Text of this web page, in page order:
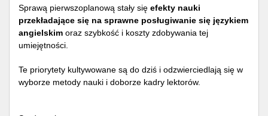
Sprawą pierwszoplanową stały się efekty nauki
przekładające się na sprawne posługiwanie się językiem
angielskim oraz szybkość i koszty zdobywania tej
umiejętności.
Te priorytety kultywowane są do dziś i odzwierciedlają się w
wyborze metody nauki i doborze kadry lektorów.